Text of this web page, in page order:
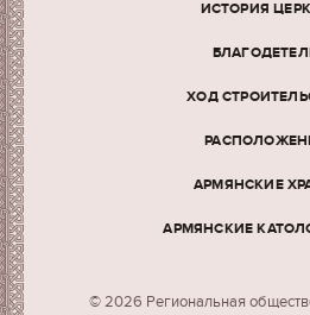
ИСТОРИЯ
ХОД
АРМЯНСКИЕ
АРМЯНСКИЕ
© 2026 Региональная